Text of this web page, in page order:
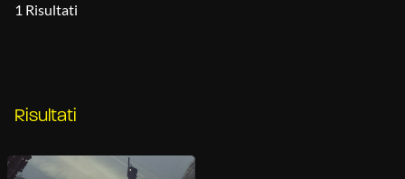
1 Risultati
Risultati